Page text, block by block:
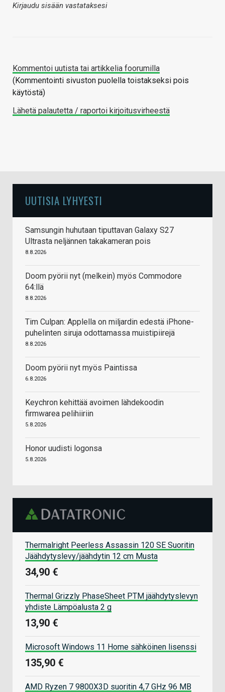
Kirjaudu sisään vastataksesi
Kommentoi uutista tai artikkelia foorumilla
(Kommentointi sivuston puolella toistakseksi pois
käytöstä)
Lähetä palautetta / raportoi kirjoitusvirheestä
UUTISIA LYHYESTI
Samsungin huhutaan tiputtavan Galaxy S27
Ultrasta neljännen takakameran pois
8.8.2026
Doom pyörii nyt (melkein) myös Commodore
64:llä
8.8.2026
Tim Culpan: Applella on miljardin edestä iPhone-
puhelinten siruja odottamassa muistipiirejä
8.8.2026
Doom pyörii nyt myös Paintissa
6.8.2026
Keychron kehittää avoimen lähdekoodin
firmwarea pelihiiriin
5.8.2026
Honor uudisti logonsa
5.8.2026
Thermalright Peerless Assassin 120 SE Suoritin
Jäähdytyslevy/jäähdytin 12 cm Musta
34,90 €
Thermal Grizzly PhaseSheet PTM jäähdytyslevyn
yhdiste Lämpöalusta 2 g
13,90 €
Microsoft Windows 11 Home sähköinen lisenssi
135,90 €
AMD Ryzen 7 9800X3D suoritin 4,7 GHz 96 MB